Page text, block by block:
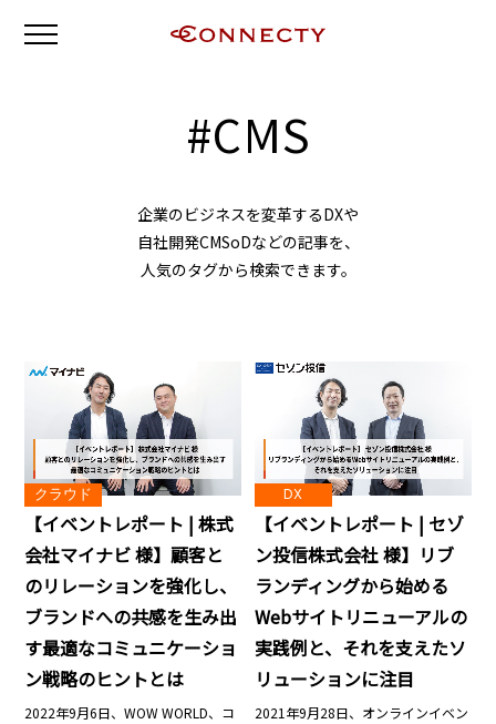
#CMS
企業のビジネスを変革するDXや
自社開発CMSoDなどの記事を、
人気のタグから検索できます。
クラウド
【イベントレポート | 株式
会社マイナビ 様】顧客と
のリレーションを強化し、
ブランドへの共感を生み出
す最適なコミュニケーショ
ン戦略のヒントとは
2022年9月6日、WOW WORLD、コ
DX
【イベントレポート | セゾ
ン投信株式会社 様】リブ
ランディングから始める
Webサイトリニューアルの
実践例と、それを支えたソ
リューションに注目
2021年9月28日、オンラインイベン